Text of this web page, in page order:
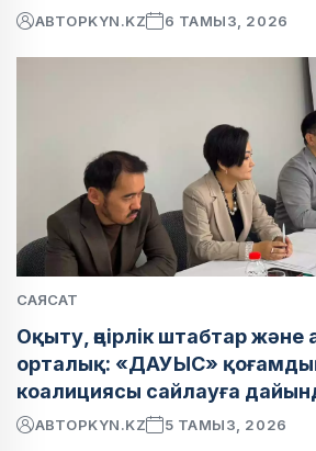
АВТОРKYN.KZ 6 ТАМЫЗ, 2026
САЯСАТ
Оқыту, өңірлік штабтар
орталық: «ДАУЫС»
коалициясы сайлауға
АВТОРKYN.KZ 5 ТАМЫЗ, 2026